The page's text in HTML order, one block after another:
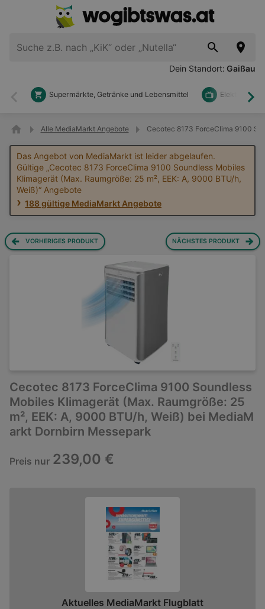
Dein Standort: Gaißau
Zurück
Supermärkte, Getränke und Lebensmittel Elektronik
Alle MediaMarkt Angebote Cecotec 8173 ForceClima 9100
Das Angebot von MediaMarkt ist leider abgelaufen.
Gültige „Cecotec 8173 ForceClima 9100 Soundless Mobiles
Klimagerät (Max. Raumgröße: 25 m², EEK: A, 9000 BTU/h,
Weiß)“ Angebote
188 gültige MediaMarkt Angebote
VORHERIGES PRODUKT NÄCHSTES PRODUKT
Cecotec 8173 ForceClima 9100 Soundless
Mobiles Klimagerät (Max. Raumgröße: 25
m², EEK: A, 9000 BTU/h, Weiß) bei MediaM
arkt Dornbirn Messepark
Preis nur 239,00 €
Aktuelles MediaMarkt Flugblatt